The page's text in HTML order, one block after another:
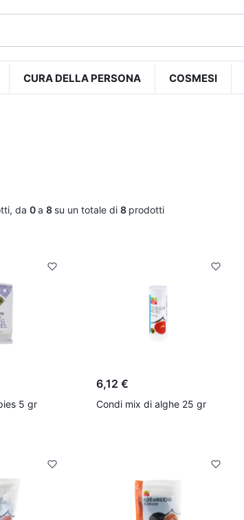
CURA DELLA PERSONA COSMESI
da 0a 8 su un totale di 8 prodotti
5 gr
6,12 €
Condi mix di alghe 25 gr